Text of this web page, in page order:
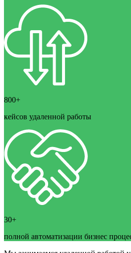
800+
кейсов удаленной работы
30+
полной автоматизации бизнес